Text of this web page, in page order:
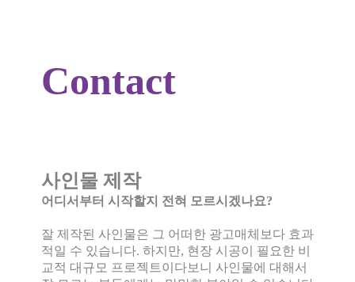
Contact
사인물 제작
어디서부터 시작할지 전혀 모르시겠나요?
잘 제작된 사인물은 그 어떠한 광고매체보다 효과
적일 수 있습니다. 하지만, 현장 시공이 필요한 비
교적 대규모 프로젝트이다보니 사인물에 대해서